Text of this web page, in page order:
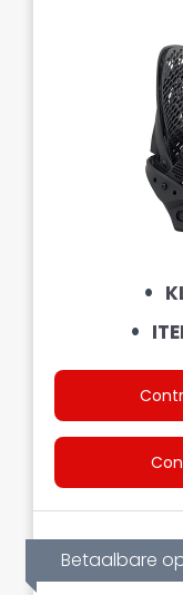
Betaalbare